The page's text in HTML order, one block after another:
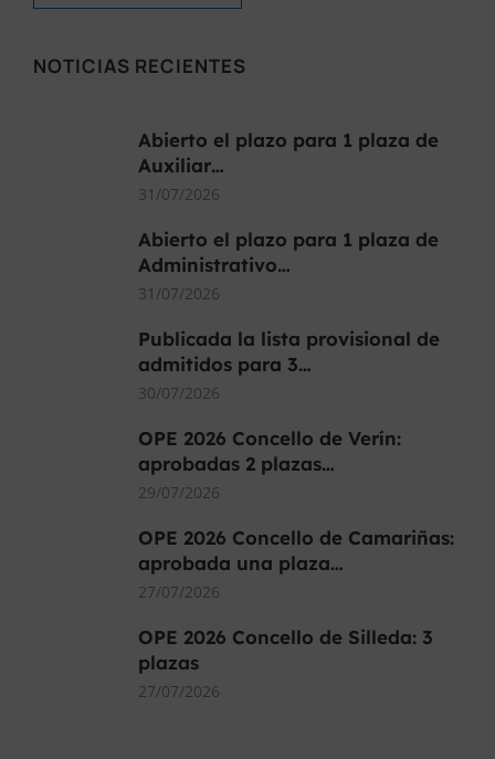
NOTICIAS RECIENTES
Abierto el plazo para 1 plaza de
Auxiliar…
31/07/2026
Abierto el plazo para 1 plaza de
Administrativo…
31/07/2026
Publicada la lista provisional de
admitidos para 3…
30/07/2026
OPE 2026 Concello de Verín:
aprobadas 2 plazas…
29/07/2026
OPE 2026 Concello de Camariñas:
aprobada una plaza…
27/07/2026
OPE 2026 Concello de Silleda: 3
plazas
27/07/2026